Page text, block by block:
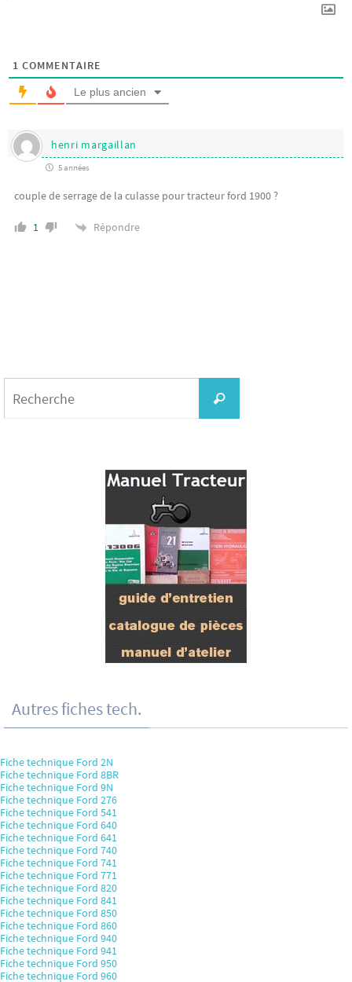
1 COMMENTAIRE
Le plus ancien
henri margaillan
5 années
couple de serrage de la culasse pour tracteur ford 1900 ?
1 Répondre
Recherche
Autres fiches tech.
Fiche technique Ford 2N
Fiche technique Ford 8BR
Fiche technique Ford 9N
Fiche technique Ford 276
Fiche technique Ford 541
Fiche technique Ford 640
Fiche technique Ford 641
Fiche technique Ford 740
Fiche technique Ford 741
Fiche technique Ford 771
Fiche technique Ford 820
Fiche technique Ford 841
Fiche technique Ford 850
Fiche technique Ford 860
Fiche technique Ford 940
Fiche technique Ford 941
Fiche technique Ford 950
Fiche technique Ford 960